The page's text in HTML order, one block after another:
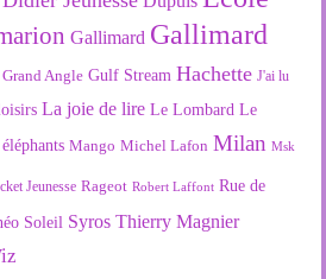
Gallimard Gallimard
Grand Angle Gulf Stream Hachette J'ai lu
La joie de lire Le Lombard Le
Mango Michel Lafon Milan Msk
Jeunesse Rageot Robert Laffont Rue de
Soleil Syros Thierry Magnier